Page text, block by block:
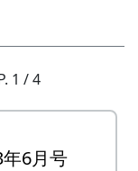
1 / 4
年6月号